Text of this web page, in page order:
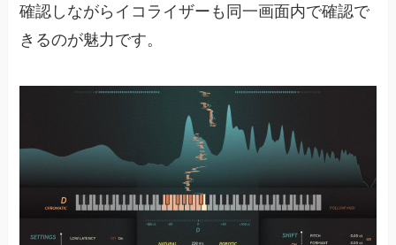
確認しながらイコライザーも同一画面内で確認で
きるのが魅力です。